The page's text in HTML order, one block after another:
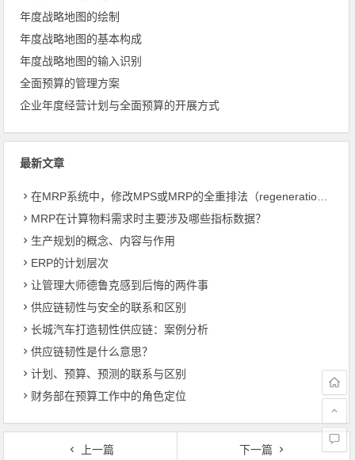
年度战略地图的绘制
年度战略地图的基本构成
年度战略地图的输入识别
全面预算的管理方案
企业年度经营计划与全面预算的开展方式
最新文章
在MRP系统中，修改MPS或MRP的全重排法（regeneration）和净改变法？
MRP在计算物料需求时主要涉及哪些指标数据？
生产规划的概念、内容与作用
ERP的计划层次
让管理大师德鲁克感到后悔的两件事
供应链韧性与安全的联系和区别
长城汽车打造韧性供应链：案例分析
供应链韧性是什么意思？
计划、预算、预测的联系与区别
财务部在预算工作中的角色定位
上一篇 下一篇